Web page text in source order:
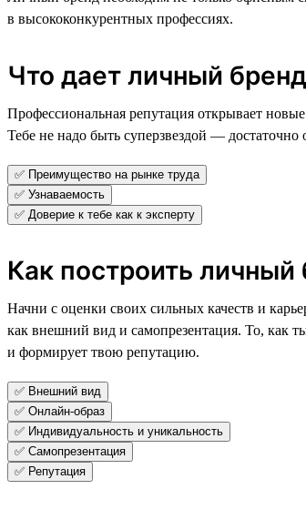
в высококонкурентных профессиях.
Что дает личный
Профессиональная репутация открывает
Тебе не надо быть суперзвездой — достаточно
✅ Преимущество на рынке труда
✅ Узнаваемость
✅ Доверие к тебе как к эксперту
Как построить личный
Начни с оценки своих сильных качеств и
как внешний вид и самопрезентация. То, как
и формирует твою репутацию.
✅ Внешний вид
✅ Онлайн-образ
✅ Индивидуальность и уникальность
✅ Самопрезентация
✅ Репутация